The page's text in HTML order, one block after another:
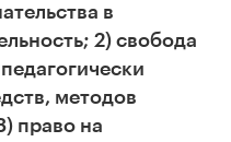
в
2) свобода
методов
право на